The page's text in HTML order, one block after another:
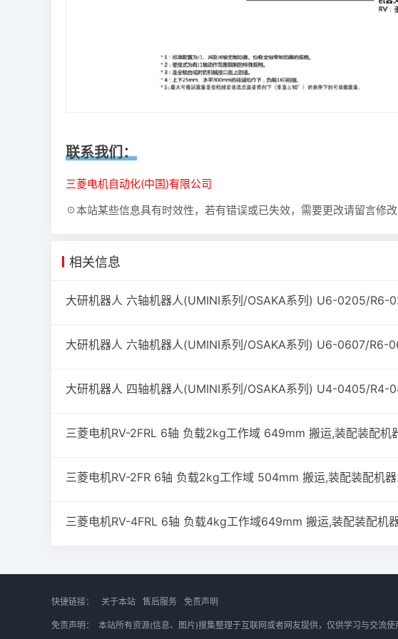
联系我们：
三菱电机自动化(中国)有限公司
☉本站某些信息具有时效性，若有错误或已失效，需要更改请留言修改
相关信息
三菱电机RV-2FRL 6轴 负载2kg工作域 649mm 搬运,装配装配机
三菱电机RV-2FR 6轴 负载2kg工作域 504mm 搬运,装配装配机
三菱电机RV-4FRL 6轴 负载4kg工作域649mm 搬运,装配装配机
快捷链接： 关于本站 售后服务 免责声明
免责声明： 本站所有资源(信息、图片)搜集整理于互联网或者网友提供，仅供学习与交流